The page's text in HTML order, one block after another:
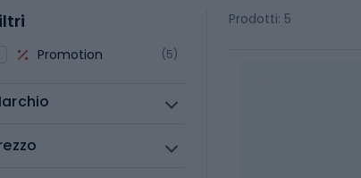
Promotion (5)
Prodotti: 5